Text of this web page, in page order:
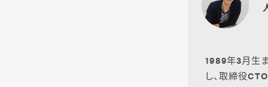
1989年3月生
し、取締役